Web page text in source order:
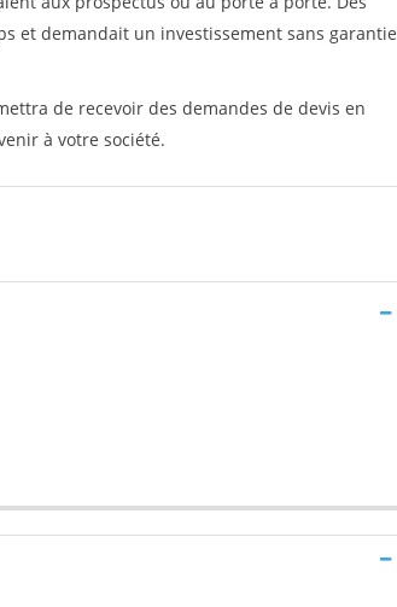
et demandait un investissement sans garantie
de recevoir des demandes de devis en
à votre société.